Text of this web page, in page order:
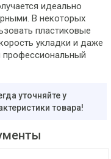
идеально
В некоторых
пластиковые
укладки и даже
профессиональный
уточняйте у
товара!